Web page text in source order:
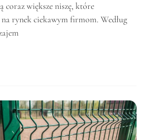
coraz większe niszę, które
rynek ciekawym firmom. Według